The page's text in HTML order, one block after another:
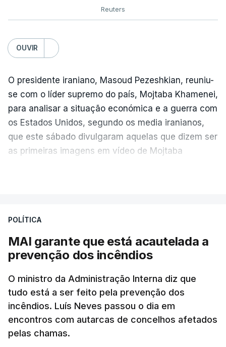
Reuters
OUVIR
O presidente iraniano, Masoud Pezeshkian, reuniu-
se com o líder supremo do país, Mojtaba Khamenei,
para analisar a situação económica e a guerra com
os Estados Unidos, segundo os media iranianos,
que este sábado divulgaram aquelas que dizem ser
as primeiras imagens em vídeo de Mojtaba
Mehr na rede social Telegram, como aquilo que
israelita, que nos últimos tempos vem dando conta
de que o líder supremo iraniano estará em estado
crítico na sequência do bombardeamento que no
último dia de fevereiro passado matou o pai, o
ayatollah Ali Khamenei, e outros membros da
família.
As imagens mostram Mojtaba Khamenei no que
POLÍTICA
MAI garante que está acautelada a
prevenção dos incêndios
O ministro da Administração Interna diz que
tudo está a ser feito pela prevenção dos
incêndios. Luís Neves passou o dia em
encontros com autarcas de concelhos afetados
pelas chamas.